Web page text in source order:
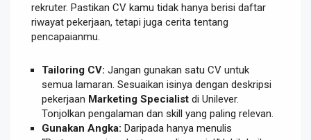
rekruter. Pastikan CV kamu tidak hanya berisi daftar
riwayat pekerjaan, tetapi juga cerita tentang
pencapaianmu.
Tailoring CV: Jangan gunakan satu CV untuk
semua lamaran. Sesuaikan isinya dengan deskripsi
pekerjaan Marketing Specialist di Unilever.
Tonjolkan pengalaman dan skill yang paling relevan.
Gunakan Angka: Daripada hanya menulis